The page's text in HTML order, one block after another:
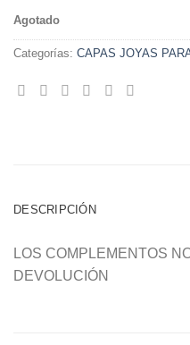
Agotado
Categorías: CAPAS JOYAS
DESCRIPCIÓN
LOS COMPLEMENTOS
DEVOLUCIÓN